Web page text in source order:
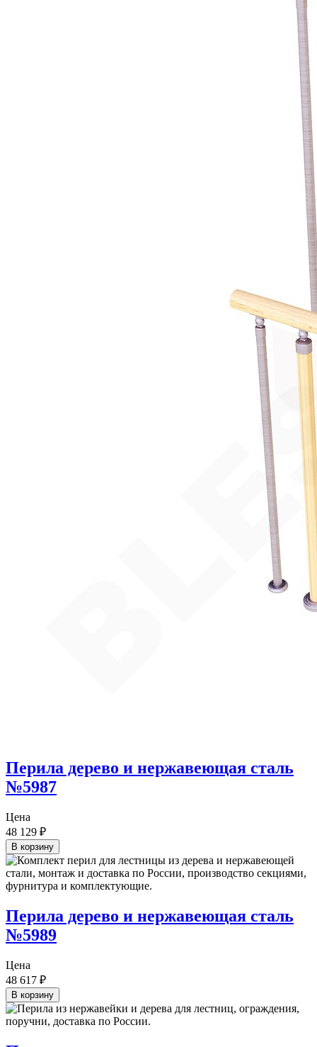
Перила дерево и нержавеющая сталь
№5987
Цена
48 129 ₽
В корзину
Перила дерево и нержавеющая сталь
№5989
Цена
48 617 ₽
В корзину